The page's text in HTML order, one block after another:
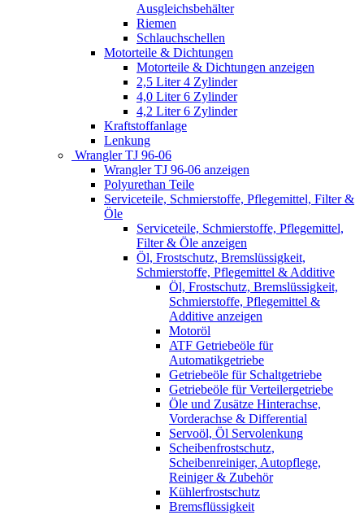
Ausgleichsbehälter
Riemen
Schlauchschellen
Motorteile & Dichtungen
Motorteile & Dichtungen anzeigen
2,5 Liter 4 Zylinder
4,0 Liter 6 Zylinder
4,2 Liter 6 Zylinder
Kraftstoffanlage
Lenkung
Wrangler TJ 96-06
Wrangler TJ 96-06 anzeigen
Polyurethan Teile
Serviceteile, Schmierstoffe, Pflegemittel, Filter &
Öle
Serviceteile, Schmierstoffe, Pflegemittel,
Filter & Öle anzeigen
Öl, Frostschutz, Bremslüssigkeit,
Schmierstoffe, Pflegemittel & Additive
Öl, Frostschutz, Bremslüssigkeit,
Schmierstoffe, Pflegemittel &
Additive anzeigen
Motoröl
ATF Getriebeöle für
Automatikgetriebe
Getriebeöle für Schaltgetriebe
Getriebeöle für Verteilergetriebe
Öle und Zusätze Hinterachse,
Vorderachse & Differential
Servoöl, Öl Servolenkung
Scheibenfrostschutz,
Scheibenreiniger, Autopflege,
Reiniger & Zubehör
Kühlerfrostschutz
Bremsflüssigkeit